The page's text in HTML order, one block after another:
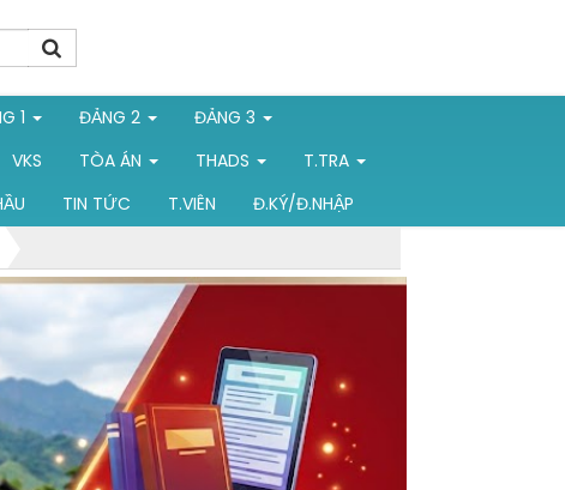
1 ĐẢNG 2
ĐẢNG 3
VKS TÒA ÁN THADS
T.TRA
TIN TỨC T.VIÊN
Đ.KÝ/Đ.NHẬP